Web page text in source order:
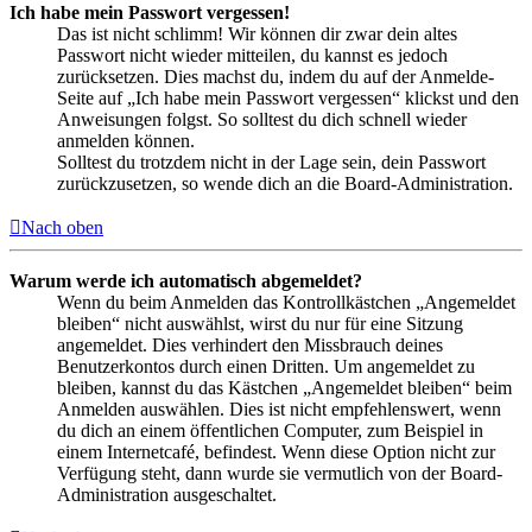
Ich habe mein Passwort vergessen!
Das ist nicht schlimm! Wir können dir zwar dein altes
Passwort nicht wieder mitteilen, du kannst es jedoch
zurücksetzen. Dies machst du, indem du auf der Anmelde-
Seite auf „Ich habe mein Passwort vergessen“ klickst und den
Anweisungen folgst. So solltest du dich schnell wieder
anmelden können.
Solltest du trotzdem nicht in der Lage sein, dein Passwort
zurückzusetzen, so wende dich an die Board-Administration.
Nach oben
Warum werde ich automatisch abgemeldet?
Wenn du beim Anmelden das Kontrollkästchen „Angemeldet
bleiben“ nicht auswählst, wirst du nur für eine Sitzung
angemeldet. Dies verhindert den Missbrauch deines
Benutzerkontos durch einen Dritten. Um angemeldet zu
bleiben, kannst du das Kästchen „Angemeldet bleiben“ beim
Anmelden auswählen. Dies ist nicht empfehlenswert, wenn
du dich an einem öffentlichen Computer, zum Beispiel in
einem Internetcafé, befindest. Wenn diese Option nicht zur
Verfügung steht, dann wurde sie vermutlich von der Board-
Administration ausgeschaltet.